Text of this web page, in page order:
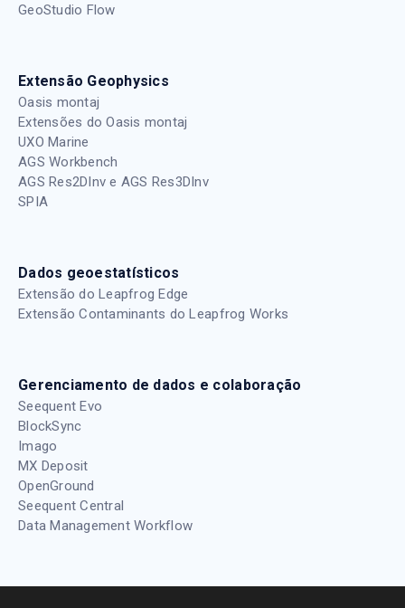
GeoStudio Flow
Extensão Geophysics
Oasis montaj
Extensões do Oasis montaj
UXO Marine
AGS Workbench
AGS Res2DInv e AGS Res3DInv
SPIA
Dados geoestatísticos
Extensão do Leapfrog Edge
Extensão Contaminants do Leapfrog Works
Gerenciamento de dados e colaboração
Seequent Evo
BlockSync
Imago
MX Deposit
OpenGround
Seequent Central
Data Management Workflow